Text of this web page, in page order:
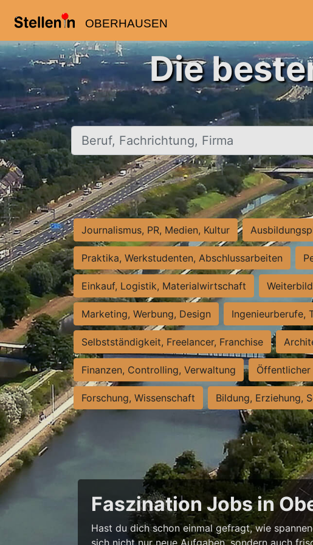
OBERHAUSEN
Die
Beruf, Fachrichtung, Firma
Journalismus, PR, Medien, Kultur
Praktika, Werkstudenten, Abschlussarbeiten
Einkauf, Logistik, Materialwirtschaft
Marketing, Werbung, Design Ingenieurberufe,
Selbstständigkeit, Freelancer, Franchise
Finanzen, Controlling, Verwaltung Öffentlicher
Forschung, Wissenschaft Bildung, Erziehung,
Faszination Jobs in
Hast du dich schon einmal gefragt, wie